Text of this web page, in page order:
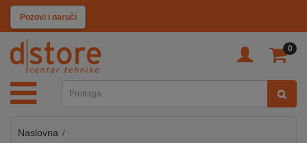
Pozovi i naruči
0
KATEGORIJE
TV
SAT
MOBILNI
Naslovna